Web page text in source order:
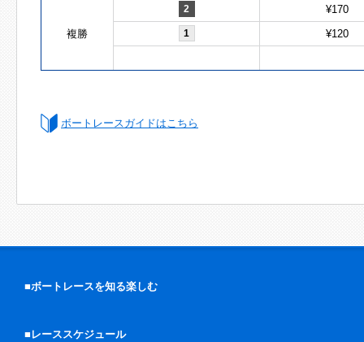
複勝
2 ¥170
1 ¥120
ボートレースガイドはこちら
■ボートレースを知る楽しむ
■レーススケジュール